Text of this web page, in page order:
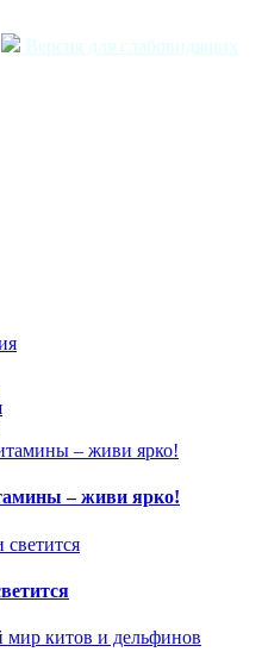
Версия для слабовидящих
– живи ярко!